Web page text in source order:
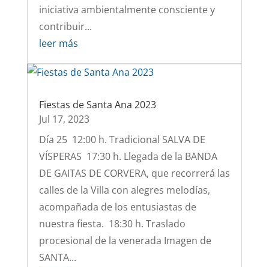
iniciativa ambientalmente consciente y
contribuir...
leer más
Fiestas de Santa Ana 2023
Jul 17, 2023
Día 25 12:00 h. Tradicional SALVA DE
VÍSPERAS 17:30 h. Llegada de la BANDA
DE GAITAS DE CORVERA, que recorrerá las
calles de la Villa con alegres melodías,
acompañada de los entusiastas de
nuestra fiesta. 18:30 h. Traslado
procesional de la venerada Imagen de
SANTA...